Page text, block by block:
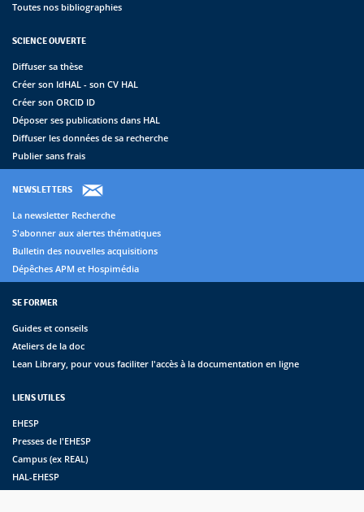
Toutes nos bibliographies
SCIENCE OUVERTE
Diffuser sa thèse
Créer son IdHAL - son CV HAL
Créer son ORCID ID
Déposer ses publications dans HAL
Diffuser les données de sa recherche
Publier sans frais
NEWSLETTERS
La newsletter Recherche
S'abonner aux alertes thématiques
Bulletin des nouvelles acquisitions
Dépêches APM et Hospimédia
SE FORMER
Guides et conseils
Ateliers de la doc
Lean Library, pour vous faciliter l'accès à la documentation en ligne
LIENS UTILES
EHESP
Presses de l'EHESP
Campus (ex REAL)
HAL-EHESP